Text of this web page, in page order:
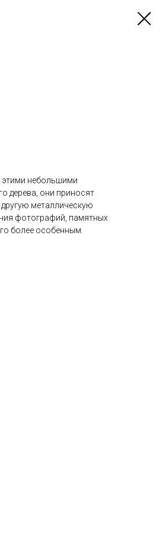
этими небольшими
дерева, они приносят
металлическую
фотографий, памятных
более особенным.